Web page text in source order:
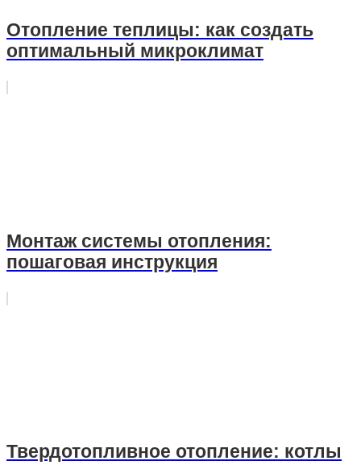
Отопление теплицы: как создать
оптимальный микроклимат
Монтаж системы отопления:
пошаговая инструкция
Твердотопливное отопление: котлы